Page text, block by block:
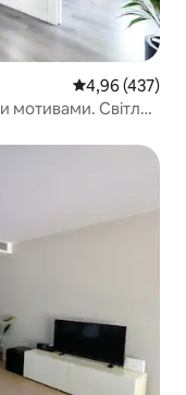
Середня
4,96 (437)
мотивами. Світла,